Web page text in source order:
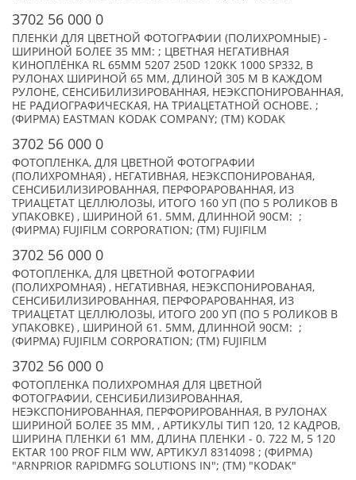
3702 56 000 0
ПЛЕНКИ ДЛЯ ЦВЕТНОЙ ФОТОГРАФИИ (ПОЛИХРОМНЫЕ) -
ШИРИНОЙ БОЛЕЕ 35 ММ: ; ЦВЕТНАЯ НЕГАТИВНАЯ
КИНОПЛЁНКА RL 65MM 5207 250D 120KK 1000 SP332, В
РУЛОНАХ ШИРИНОЙ 65 ММ, ДЛИНОЙ 305 М В КАЖДОМ
РУЛОНЕ, СЕНСИБИЛИЗИРОВАННАЯ, НЕЭКСПОНИРОВАННАЯ,
НЕ РАДИОГРАФИЧЕСКАЯ, НА ТРИАЦЕТАТНОЙ ОСНОВЕ. ;
(ФИРМА) EASTMAN KODAK COMPANY; (TM) KODAK
3702 56 000 0
ФОТОПЛЕНКА, ДЛЯ ЦВЕТНОЙ ФОТОГРАФИИ
(ПОЛИХРОМНАЯ) , НЕГАТИВНАЯ, НЕЭКСПОНИРОВАНАЯ,
СЕНСИБИЛИЗИРОВАННАЯ, ПЕРФОРАРОВАННАЯ, ИЗ
ТРИАЦЕТАТ ЦЕЛЛЮЛОЗЫ, ИТОГО 160 УП (ПО 5 РОЛИКОВ В
УПАКОВКЕ) , ШИРИНОЙ 61. 5ММ, ДЛИННОЙ 90CМ: ;
(ФИРМА) FUJIFILM CORPORATION; (TM) FUJIFILM
3702 56 000 0
ФОТОПЛЕНКА, ДЛЯ ЦВЕТНОЙ ФОТОГРАФИИ
(ПОЛИХРОМНАЯ) , НЕГАТИВНАЯ, НЕЭКСПОНИРОВАНАЯ,
СЕНСИБИЛИЗИРОВАННАЯ, ПЕРФОРАРОВАННАЯ, ИЗ
ТРИАЦЕТАТ ЦЕЛЛЮЛОЗЫ, ИТОГО 200 УП (ПО 5 РОЛИКОВ В
УПАКОВКЕ) , ШИРИНОЙ 61. 5ММ, ДЛИННОЙ 90CМ: ;
(ФИРМА) FUJIFILM CORPORATION; (TM) FUJIFILM
3702 56 000 0
ФОТОПЛЕНКА ПОЛИХРОМНАЯ ДЛЯ ЦВЕТНОЙ
ФОТОГРАФИИ, СЕНСИБИЛИЗИРОВАННАЯ,
НЕЭКСПОНИРОВАННАЯ, ПЕРФОРИРОВАННАЯ, В РУЛОНАХ
ШИРИНОЙ БОЛЕЕ 35 ММ, , АРТИКУЛЫ ТИП 120, 12 КАДРОВ,
ШИРИНА ПЛЕНКИ 61 ММ, ДЛИНА ПЛЕНКИ - 0. 722 М, 5 120
EKTAR 100 PROF FILM WW, АРТИКУЛ 8314098 ; (ФИРМА)
"ARNPRIOR RAPIDMFG SOLUTIONS IN"; (TM) "KODAK"